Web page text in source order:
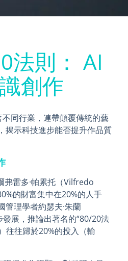
法則： AI
創作
同行業，連帶顛覆傳統的藝
揭示科技進步能否提升作品質
弗雷多·帕累托（Vilfredo
的財富集中在20%的人手
管理學者約瑟夫·朱蘭
發展，推論出著名的“80/20法
往往歸於20%的投入（輸